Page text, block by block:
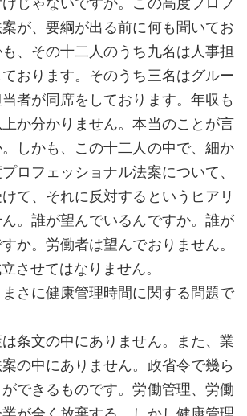
じゃないですか。この高度プロフ
が、要綱が出る前に何も聞いてお
、その十二人のうち九名は人事担
おります。そのうち三名はグルー
者が同席をしております。年収も
か分かりません。本当のことが言
しかも、この十二人の中で、細か
ロフェッショナル法案について、
て、それに反対するというヒアリ
。誰が望んでいるんですか。誰が
か。労働者は望んでおりません。
させてはなりません。
さに健康管理時間に関する問題で
条文の中にありません。また、業
の中にありません。政省令で幾ら
できるものです。労働管理、労働